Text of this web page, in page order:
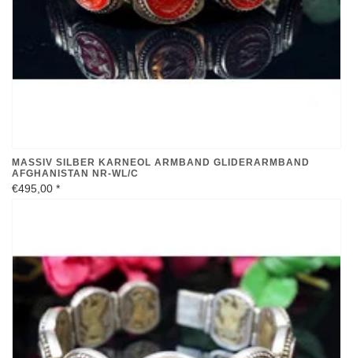
MASSIV SILBER KARNEOL ARMBAND GLIDERARMBAND
AFGHANISTAN NR-WL/C
€495,00 *